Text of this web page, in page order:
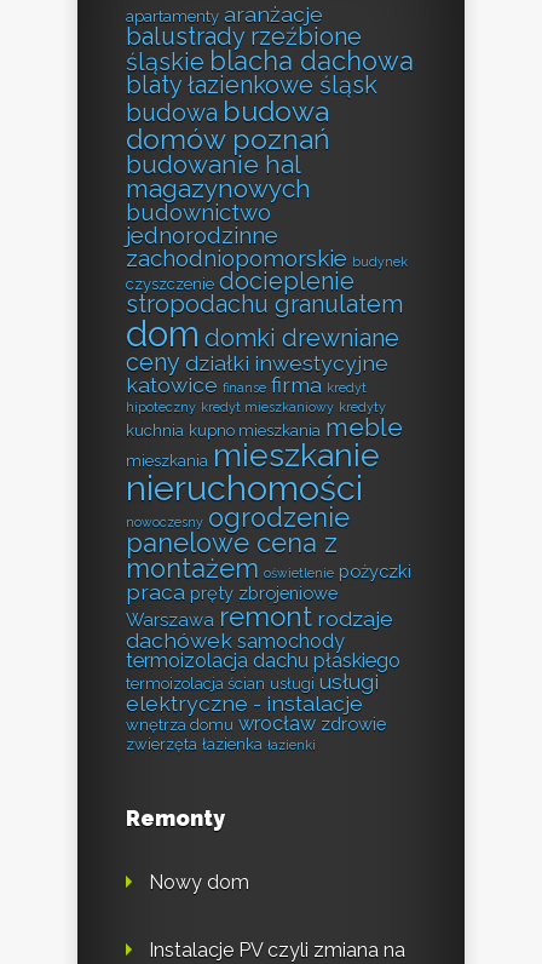
apartamenty aranżacje
balustrady rzeźbione
śląskie blacha dachowa
blaty łazienkowe śląsk
budowa budowa
domów poznań
budowanie hal
magazynowych
budownictwo
jednorodzinne
zachodniopomorskie budynek
czyszczenie docieplenie
stropodachu granulatem
dom domki drewniane
cenydziałki inwestycyjne
katowice finanse firma kredyt
hipoteczny kredyt mieszkaniowy kredyty
kuchnia kupno mieszkania meble
mieszkania mieszkanie
nieruchomości
nowoczesny ogrodzenie
panelowe cena z
montażem oświetlenie pożyczki
praca pręty zbrojeniowe
Warszawa remont rodzaje
dachówek samochody
termoizolacja dachu płaskiego
termoizolacja ścian usługi usługi
elektryczne - instalacje
wnętrza domu wrocław zdrowie
zwierzęta łazienka łazienki
Remonty
Nowy dom
Instalacje PV czyli zmiana na